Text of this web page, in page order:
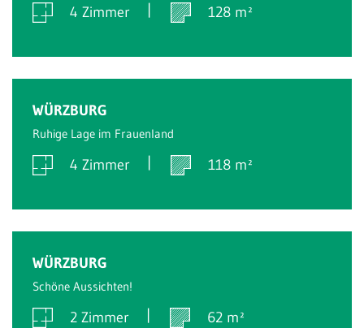
4 Zimmer 128 m²
WÜRZBURG
Ruhige Lage im Frauenland
4 Zimmer 118 m²
WÜRZBURG
Schöne Aussichten!
2 Zimmer 62 m²